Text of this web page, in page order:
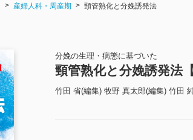
産婦人科・周産期 頸管熟化と分娩誘発法
分娩の生理・病態に基づいた
頸管熟化と分娩誘発法
竹田 省(編集) 牧野 真太郎(編集) 竹田